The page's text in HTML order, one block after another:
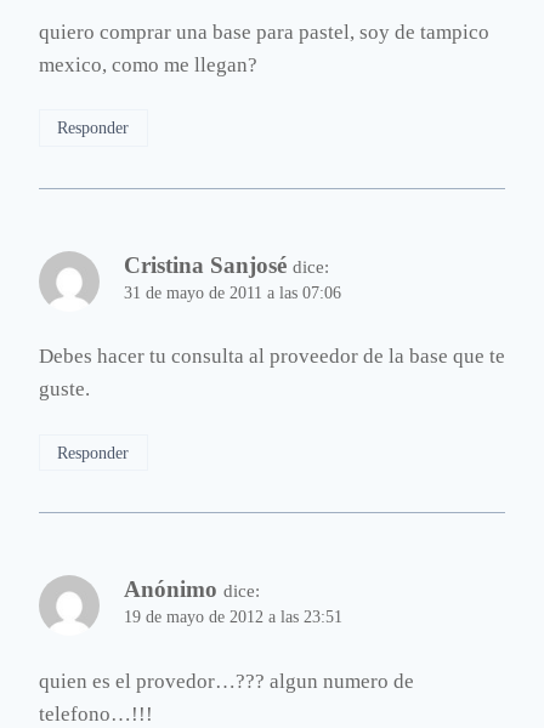
quiero comprar una base para pastel, soy de tampico
mexico, como me llegan?
Responder
Cristina Sanjosé dice:
31 de mayo de 2011 a las 07:06
Debes hacer tu consulta al proveedor de la base que te
guste.
Responder
Anónimo dice:
19 de mayo de 2012 a las 23:51
quien es el provedor…??? algun numero de
telefono…!!!